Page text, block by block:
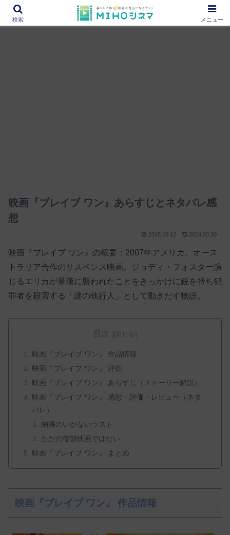
12000作品を紹介！あなたの映画図書館『MIHOシネマ』
映画『ブレイブ ワン』あらすじとネタバレ感
想
2015.10.12 2024.03.30
映画『ブレイブ ワン』の概要：2007年アメリカ、オース
トラリア合作のサスペンス映画。ジョディ・フォスター演
じるエリカが暴漢に襲われたことをきっかけに銃を持ち犯
罪者を殺害する「謎の執行人」として動きだす物語。
目次
映画『ブレイブ ワン』 作品情報
映画『ブレイブ ワン』 評価
映画『ブレイブ ワン』 あらすじ（ストーリー解説）
映画『ブレイブ ワン』 感想・評価・レビュー（ネタ
バレ）
納得のいかないラスト
ただの復讐映画ではない
映画『ブレイブ ワン』 まとめ
映画『ブレイブ ワン』 作品情報
検索 メニュー